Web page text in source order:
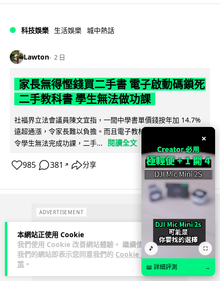
本網站正使用 Cookie
我們使用 Cookie 改善網站體驗。 繼續使用
我們的網站即表示您同意我們的 Cookie 政
策 。
科技娛樂 生活娛樂 城中熱話
Lawton 2 日
家長無得慳錢買二手書 電子啟動碼鎖死
二手教科書 學生無法做功課
社福界立法會議員陳文宜指，一間中學書單價錢按年加 14.7%
遠超通漲，令家長難以負擔。而且電子教材啟動碼這項設計，
令學生無法完成功課，二手...
閱讀全文
985 381 ↗ 分享
ADVERTISEMENT
×
🎵 ⛶
📖 詳細評測 →